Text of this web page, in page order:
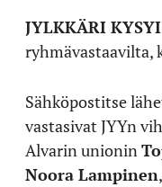
JYLKKÄRI KYSYI
ryhmävastaavilta,
Sähköpostitse
vastasivat JYYn
Alvarin unionin
Noora Lampinen